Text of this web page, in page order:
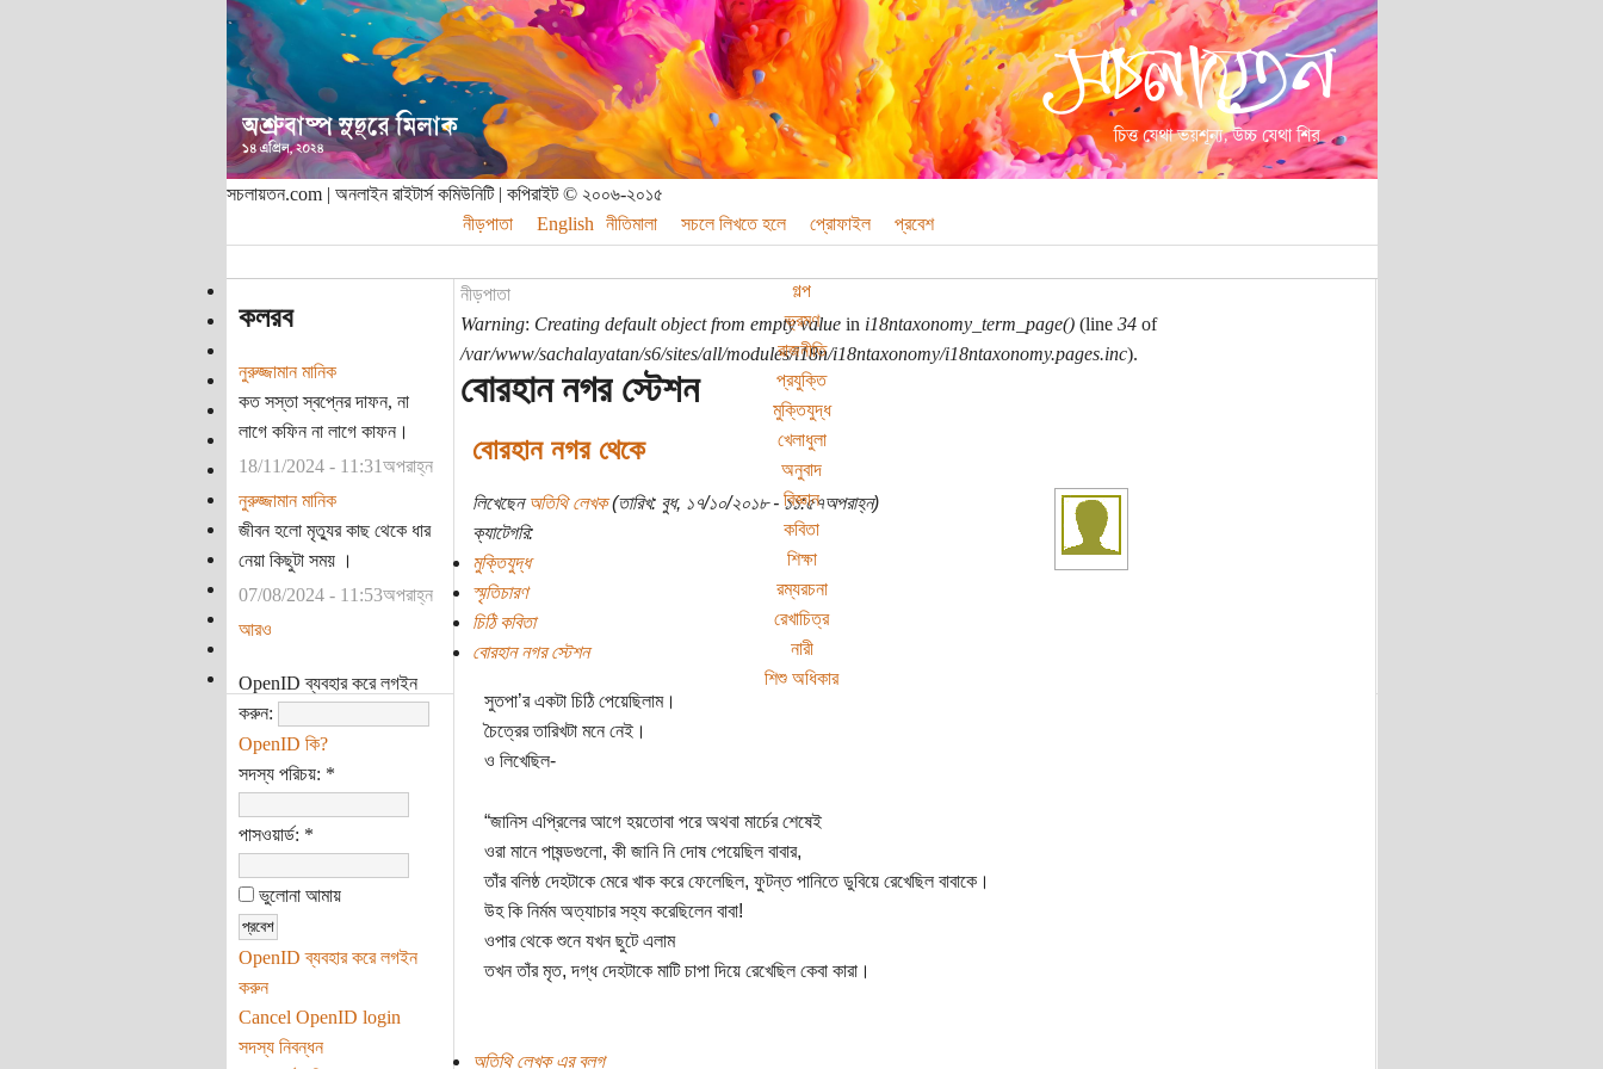
সচলায়তন.com | অনলাইন রাইটার্স কমিউনিটি | কপিরাইট © ২০০৬-২০১৫
নীড়পাতা
English নীতিমালা সচলে লিখতে হলে প্রোফাইল প্রবেশ
গল্প
ভ্রমণ
রাজনীতি
প্রযুক্তি
মুক্তিযুদ্ধ
খেলাধুলা
অনুবাদ
বিজ্ঞান
কবিতা
শিক্ষা
রম্যরচনা
রেখাচিত্র
নারী
শিশু অধিকার
কলরব
নুরুজ্জামান মানিক
কত সস্তা স্বপ্নের দাফন, না
লাগে কফিন না লাগে কাফন।
18/11/2024 - 11:31অপরাহ্ন
নুরুজ্জামান মানিক
জীবন হলো মৃত্যুর কাছ থেকে ধার
নেয়া কিছুটা সময় ।
07/08/2024 - 11:53অপরাহ্ন
আরও
OpenID ব্যবহার করে লগইন
করুন:
OpenID কি?
সদস্য পরিচয়: *
পাসওয়ার্ড: *
ভুলোনা আমায়
OpenID ব্যবহার করে লগইন
করুন
Cancel OpenID login
সদস্য নিবন্ধন
নীড়পাতা
Warning: Creating default object from empty valuein i18ntaxonomy_term_page()(line 34of
/var/www/sachalayatan/s6/sites/all/modules/i18n/i18ntaxonomy/i18ntaxonomy.pages.inc).
বোরহান নগর স্টেশন
বোরহান নগর থেকে
লিখেছেনঅতিথি লেখক(তারিখ: বুধ, ১৭/১০/২০১৮ - ১১:৫৭অপরাহ্ন)
ক্যাটেগরি:
মুক্তিযুদ্ধ
স্মৃতিচারণ
চিঠি কবিতা
বোরহান নগর স্টেশন
সুতপা’র একটা চিঠি পেয়েছিলাম।
চৈত্রের তারিখটা মনে নেই।
ও লিখেছিল-
“জানিস এপ্রিলের আগে হয়তোবা পরে অথবা মার্চের শেষেই
ওরা মানে পাষন্ডগুলো, কী জানি নি দোষ পেয়েছিল বাবার,
তাঁর বলিষ্ঠ দেহটাকে মেরে খাক করে ফেলেছিল, ফুটন্ত পানিতে ডুবিয়ে রেখেছিল বাবাকে।
উহ কি নির্মম অত্যাচার সহ্য করেছিলেন বাবা!
ওপার থেকে শুনে যখন ছুটে এলাম
তখন তাঁর মৃত, দগ্ধ দেহটাকে মাটি চাপা দিয়ে রেখেছিল কেবা কারা।
অতিথি লেখক এর ব্লগ